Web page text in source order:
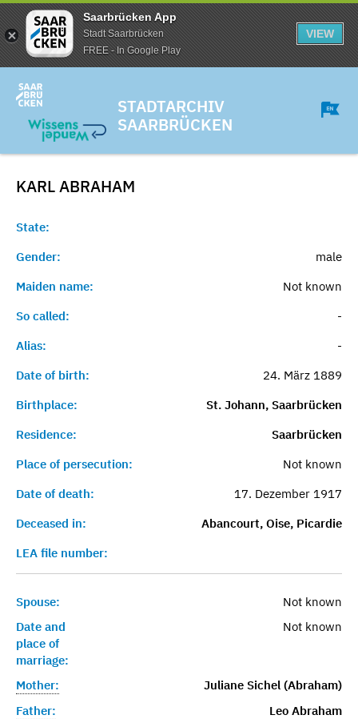
Saarbrücken App
Stadt Saarbrücken
FREE - In Google Play
VIEW
STADTARCHIV
SAARBRÜCKEN
KARLABRAHAM
State:
Gender:
male
Maiden name:
Not known
So called:
-
Alias:
-
Date of birth:
24. März 1889
Birthplace:
St. Johann, Saarbrücken
Residence:
Saarbrücken
Place of persecution:
Not known
Date of death:
17. Dezember 1917
Deceased in:
Abancourt, Oise, Picardie
LEA file number:
Spouse:
Not known
Date and
place of
marriage:
Not known
Mother:
Juliane Sichel (Abraham)
Father:
Leo Abraham